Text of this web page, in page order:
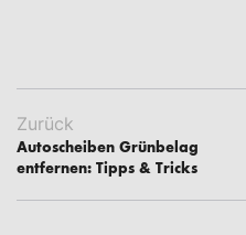
Zurück
Autoscheiben Grünbelag
entfernen: Tipps & Tricks